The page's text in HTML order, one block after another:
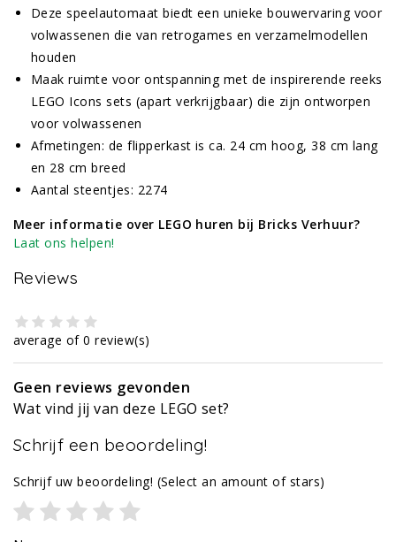
Deze speelautomaat biedt een unieke bouwervaring voor
volwassenen die van retrogames en verzamelmodellen
houden
Maak ruimte voor ontspanning met de inspirerende reeks
LEGO Icons sets (apart verkrijgbaar) die zijn ontworpen
voor volwassenen
Afmetingen: de flipperkast is ca. 24 cm hoog, 38 cm lang
en 28 cm breed
Aantal steentjes: 2274
Meer informatie over LEGO huren bij Bricks Verhuur?
Laat ons helpen!
Reviews
average of 0 review(s)
Geen reviews gevonden
Wat vind jij van deze LEGO set?
Schrijf een beoordeling!
Schrijf uw beoordeling! (Select an amount of stars)